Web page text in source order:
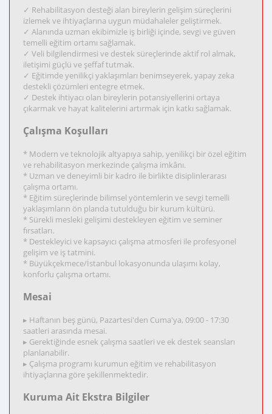
✓ Rehabilitasyon desteği alan bireylerin gelişim süreçlerini
izlemek ve ihtiyaçlarına uygun müdahaleler geliştirmek.
✓ Alanında uzman ekibimizle iş birliği içinde, sevgi ve güven
temelli eğitim ortamı sağlamak.
✓ Veli bilgilendirmesi ve destek süreçlerinde aktif rol almak,
iletişimi güçlü ve şeffaf tutmak.
✓ Eğitimde yenilikçi yaklaşımları benimseyerek, yapay zeka
destekli çözümleri entegre etmek.
✓ Destek ihtiyacı olan bireylerin potansiyellerini ortaya
çıkarmak ve hayat kalitelerini artırmak için katkı sağlamak.
Çalışma Koşulları
* Modern ve teknolojik altyapıya sahip, yenilikçi bir özel eğitim
ve rehabilitasyon merkezinde çalışma imkânı.
* Uzman ve deneyimli bir kadro ile birlikte disiplinlerarası
çalışma ortamı.
* Eğitim süreçlerinde bilimsel yöntemlerin ve sevgi temelli
yaklaşımların ön planda tutulduğu bir kurum kültürü.
* Sürekli mesleki gelişimi destekleyen eğitim ve seminer
fırsatları.
* Destekleyici ve kapsayıcı çalışma atmosferi ile profesyonel
gelişim ve iş tatmini.
* Büyükçekmece/İstanbul lokasyonunda ulaşımı kolay,
konforlu çalışma ortamı.
Mesai
▸ Haftanın beş günü, Pazartesi'den Cuma'ya, 09:00 - 17:30
saatleri arasında mesai.
▸ Gerektiğinde esnek çalışma saatleri ve ek destek seansları
planlanabilir.
▸ Çalışma programı kurumun eğitim ve rehabilitasyon
ihtiyaçlarına göre şekillenmektedir.
Kuruma Ait Ekstra Bilgiler